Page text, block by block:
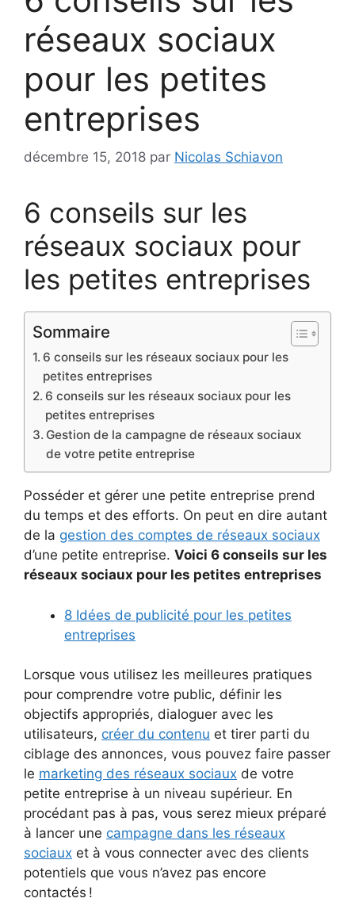
réseaux sociaux
pour les petites
entreprises
décembre 15, 2018 par Nicolas Schiavon
6 conseils sur les
réseaux sociaux pour
les petites entreprises
Sommaire
6 conseils sur les réseaux sociaux pour les
petites entreprises
6 conseils sur les réseaux sociaux pour les
petites entreprises
Gestion de la campagne de réseaux sociaux
de votre petite entreprise
Posséder et gérer une petite entreprise prend
du temps et des efforts. On peut en dire autant
de la gestion des comptes de réseaux sociaux
d’une petite entreprise. Voici 6 conseils sur les
réseaux sociaux pour les petites entreprises
8 Idées de publicité pour les petites
entreprises
Lorsque vous utilisez les meilleures pratiques
pour comprendre votre public, définir les
objectifs appropriés, dialoguer avec les
utilisateurs, créer du contenu et tirer parti du
ciblage des annonces, vous pouvez faire passer
le marketing des réseaux sociaux de votre
petite entreprise à un niveau supérieur. En
procédant pas à pas, vous serez mieux préparé
à lancer une campagne dans les réseaux
sociaux et à vous connecter avec des clients
potentiels que vous n’avez pas encore
contactés !